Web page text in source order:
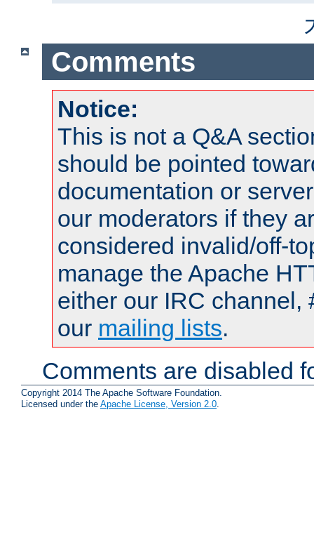
Comments
Notice:
This is not a Q&A
should be pointed
documentation or
our moderators if they
considered invalid/off-
manage the Apache
either our IRC channel,
our mailing lists.
Comments are disabled
Copyright 2014 The Apache Software Foundation.
Licensed under the Apache License, Version 2.0